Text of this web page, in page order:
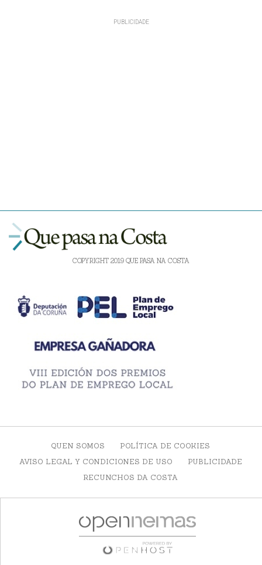
COPYRIGHT 2019 QUE PASA NA COSTA
QUEN SOMOS
POLÍTICA DE COOKIES
AVISO LEGAL Y CONDICIONES DE USO
PUBLICIDADE
RECUNCHOS DA COSTA